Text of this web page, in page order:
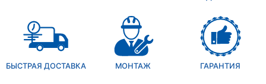
БЫСТРАЯ ДОСТАВКА МОНТАЖ ГАРАНТИЯ